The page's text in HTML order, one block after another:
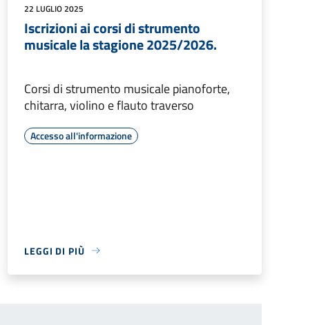
22 LUGLIO 2025
Iscrizioni ai corsi di strumento
musicale la stagione 2025/2026.
Corsi di strumento musicale pianoforte,
chitarra, violino e flauto traverso
Accesso all'informazione
LEGGI DI PIÙ